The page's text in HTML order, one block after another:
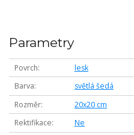
Parametry
Povrch
lesk
Barva
světlá šedá
Rozměr
20x20 cm
Rektifikace
Ne